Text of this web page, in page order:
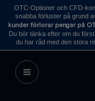
OTC-Optioner och CFD-
snabba förluster på grund
kunder förlorar pengar på
Du bör tänka efter om du
du har råd med den stora